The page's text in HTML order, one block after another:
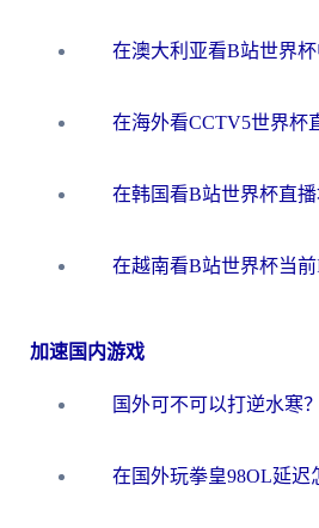
加速国内游戏